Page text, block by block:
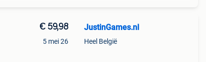
€ 59,98
5 mei 26
JustinGames.nl
Heel België